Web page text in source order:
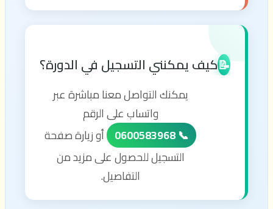
📝كيف يمكنني التسجيل في الدورة؟
يمكنك التواصل معنا مباشرة عبر
واتساب على الرقم
📞 0600583968
أو زيارة صفحة
التسجيل للحصول على مزيد من
التفاصيل.